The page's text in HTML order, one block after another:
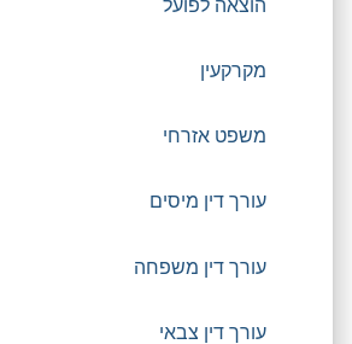
הוצאה לפועל
מקרקעין
משפט אזרחי
עורך דין מיסים
עורך דין משפחה
עורך דין צבאי